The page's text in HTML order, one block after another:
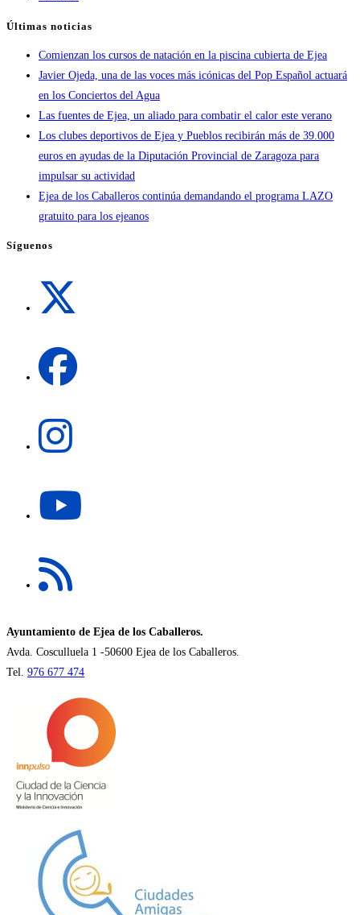
Últimas noticias
Comienzan los cursos de natación en la piscina cubierta de Ejea
Javier Ojeda, una de las voces más icónicas del Pop Español actuará
en los Conciertos del Agua
Las fuentes de Ejea, un aliado para combatir el calor este verano
Los clubes deportivos de Ejea y Pueblos recibirán más de 39.000
euros en ayudas de la Diputación Provincial de Zaragoza para
impulsar su actividad
Ejea de los Caballeros continúa demandando el programa LAZO
gratuito para los ejeanos
Síguenos
pestaña
abre
abre
nueva
pestaña
en
nueva
pestaña
Ayuntamiento de Ejea de los Caballeros.
Avda. Cosculluela 1 -50600 Ejea de los Caballeros.
Tel. 976 677 474